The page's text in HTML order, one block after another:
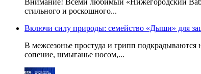
стильного и роскошного...
Включи силу природы: семейство «Дыши» для
В межсезонье простуда и грипп подкрадываются
сопение, шмыганье носом,...